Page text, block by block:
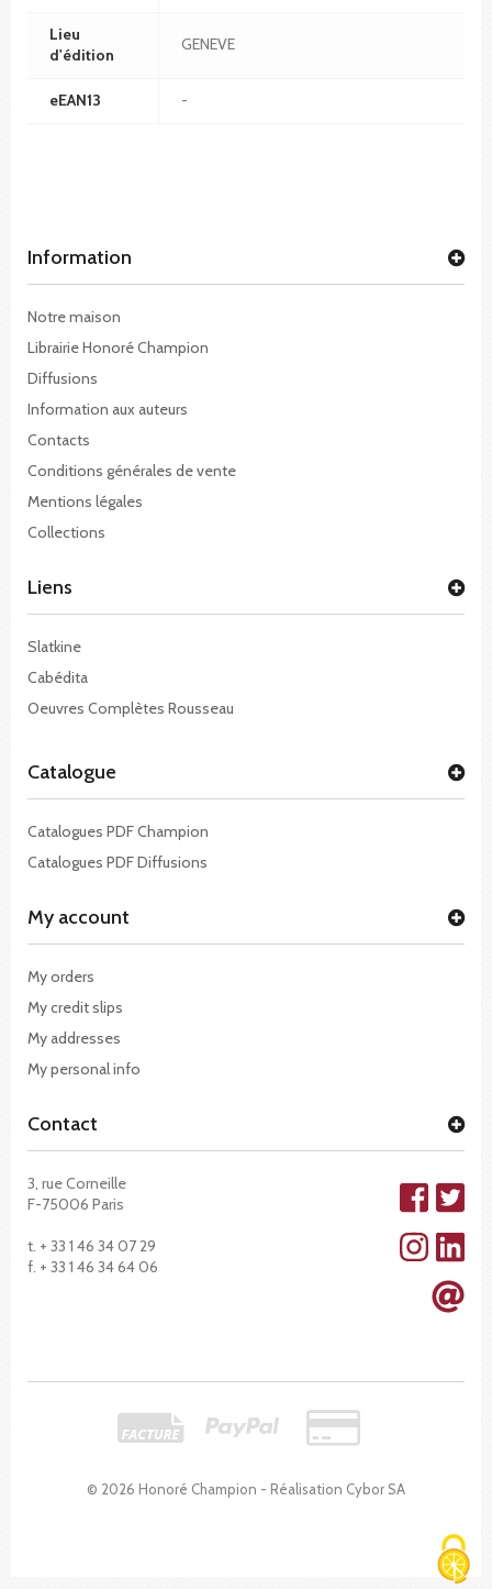
Lieu
d'édition
GENEVE
eEAN13 -
Information
Notre maison
Librairie Honoré Champion
Diffusions
Information aux auteurs
Contacts
Conditions générales de vente
Mentions légales
Collections
© 2026 Honoré Champion - Réalisation Cybor SA
Liens
Slatkine
Cabédita
Oeuvres Complètes Rousseau
Catalogue
Catalogues PDF Champion
Catalogues PDF Diffusions
My account
My orders
My credit slips
My addresses
My personal info
Contact
3, rue Corneille
F-75006 Paris
t. + 33 1 46 34 07 29
f. + 33 1 46 34 64 06